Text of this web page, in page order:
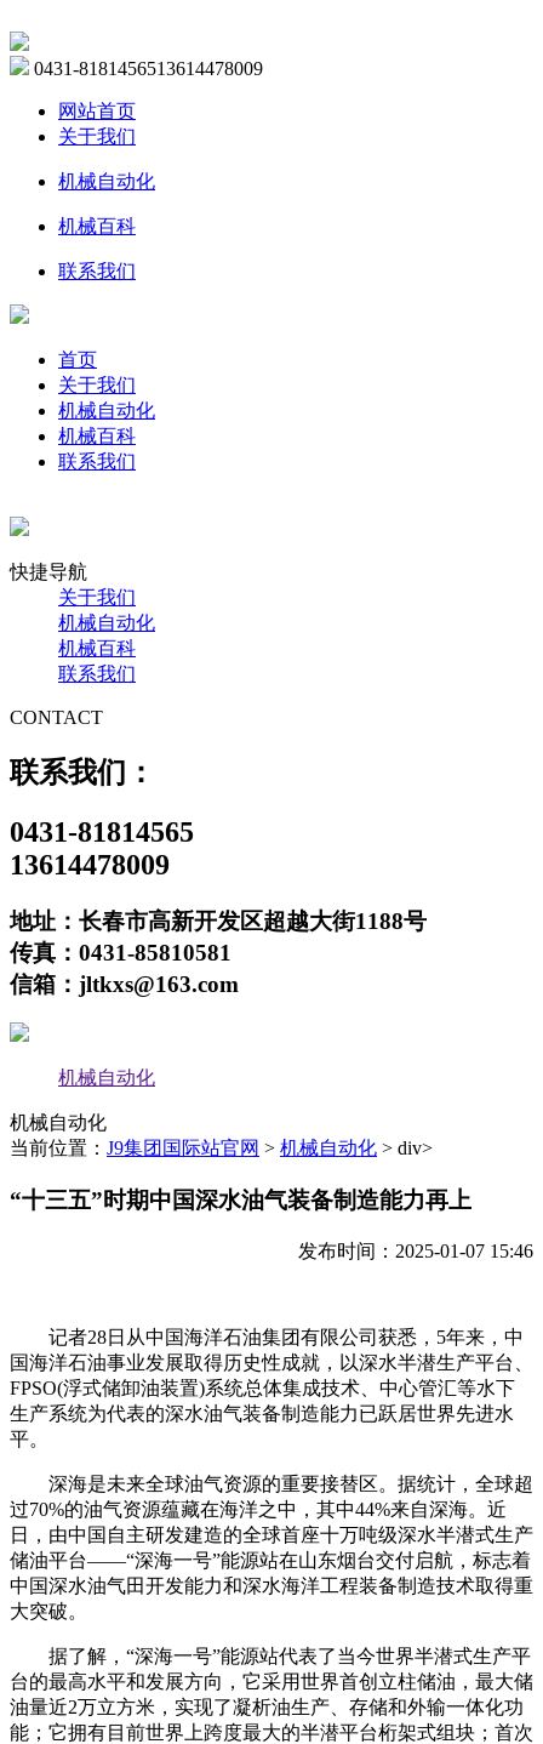
0431-8181456513614478009
网站首页
关于我们
机械自动化
机械百科
联系我们
首页
关于我们
机械自动化
机械百科
联系我们
快捷导航
关于我们
机械自动化
机械百科
联系我们
CONTACT
联系我们：
0431-81814565
13614478009
地址：长春市高新开发区超越大街1188号
传真：0431-85810581
信箱：jltkxs@163.com
机械自动化
机械自动化
当前位置： J9集团国际站官网 > 机械自动化 > div>
“十三五”时期中国深水油气装备制造能力再上
发布时间：2025-01-07 15:46
记者28日从中国海洋石油集团有限公司获悉，5年来，中
国海洋石油事业发展取得历史性成就，以深水半潜生产平台、
FPSO(浮式储卸油装置)系统总体集成技术、中心管汇等水下
生产系统为代表的深水油气装备制造能力已跃居世界先进水
平。
深海是未来全球油气资源的重要接替区。据统计，全球超
过70%的油气资源蕴藏在海洋之中，其中44%来自深海。近
日，由中国自主研发建造的全球首座十万吨级深水半潜式生产
储油平台——“深海一号”能源站在山东烟台交付启航，标志着
中国深水油气田开发能力和深水海洋工程装备制造技术取得重
大突破。
据了解，“深海一号”能源站代表了当今世界半潜式生产平
台的最高水平和发展方向，它采用世界首创立柱储油，最大储
油量近2万立方米，实现了凝析油生产、存储和外输一体化功
能；它拥有目前世界上跨度最大的半潜平台桁架式组块；首次